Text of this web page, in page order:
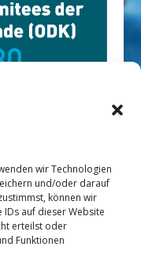
wir Technologien
und/oder darauf
können wir
auf dieser Website
erteilst oder
Funktionen